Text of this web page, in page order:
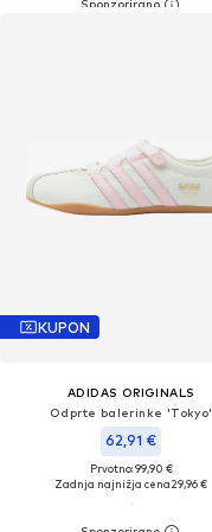
KUPON
ADIDAS ORIGINALS
Odprte balerinke 'Tokyo'
62,91 €
Prvotno: 99,90 €
Zadnja najnižja cena29,96 €